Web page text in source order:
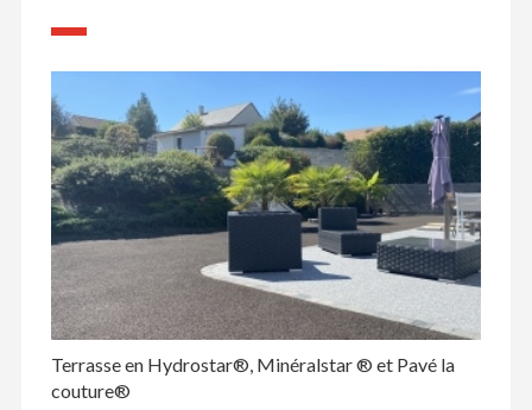
Terrasse en Hydrostar®, Minéralstar ® et Pavé la
couture®